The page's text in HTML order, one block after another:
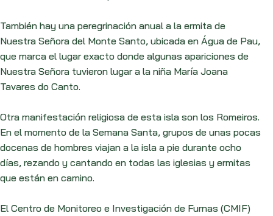
También hay una peregrinación anual a la ermita de
Nuestra Señora del Monte Santo, ubicada en Água de Pau,
que marca el lugar exacto donde algunas apariciones de
Nuestra Señora tuvieron lugar a la niña María Joana
Tavares do Canto.
Otra manifestación religiosa de esta isla son los Romeiros.
En el momento de la Semana Santa, grupos de unas pocas
docenas de hombres viajan a la isla a pie durante ocho
días, rezando y cantando en todas las iglesias y ermitas
que están en camino.
El Centro de Monitoreo e Investigación de Furnas (CMIF)